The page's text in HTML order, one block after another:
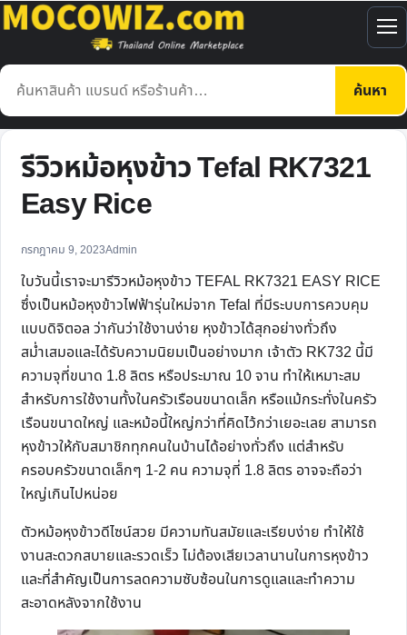
ข้าม
ไป
เนื้อหา
ค้นหา
สินค้า
ค้นหา
เปิ
เม
รีวิวหม้อหุงข้าว Tefal RK7321
Easy Rice
กรกฎาคม 9, 2023Admin
ใบวันนี้เราจะมารีวิวหม้อหุงข้าว TEFAL RK7321 EASY RICE
ซึ่งเป็นหม้อหุงข้าวไฟฟ้ารุ่นใหม่จาก Tefal ที่มีระบบการควบคุม
แบบดิจิตอล ว่ากันว่าใช้งานง่าย หุงข้าวได้สุกอย่างทั่วถึง
สม่ำเสมอและได้รับความนิยมเป็นอย่างมาก เจ้าตัว RK732 นี้มี
ความจุที่ขนาด 1.8 ลิตร หรือประมาณ 10 จาน ทำให้เหมาะสม
สำหรับการใช้งานทั้งในครัวเรือนขนาดเล็ก หรือแม้กระทั่งในครัว
เรือนขนาดใหญ่ และหม้อนี้ใหญ่กว่าที่คิดไว้กว่าเยอะเลย สามารถ
หุงข้าวให้กับสมาชิกทุกคนในบ้านได้อย่างทั่วถึง แต่สำหรับ
ครอบครัวขนาดเล็กๆ 1-2 คน ความจุที่ 1.8 ลิตร อาจจะถือว่า
ใหญ่เกินไปหน่อย
ตัวหม้อหุงข้าวดีไซน์สวย มีความทันสมัยและเรียบง่าย ทำให้ใช้
งานสะดวกสบายและรวดเร็ว ไม่ต้องเสียเวลานานในการหุงข้าว
และที่สำคัญเป็นการลดความซับซ้อนในการดูแลและทำความ
สะอาดหลังจากใช้งาน